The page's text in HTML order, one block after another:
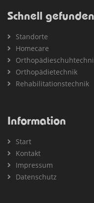
Schnell gefunden
Standorte
Homecare
Orthopädietechnik
Rehabilitationstechnik
Information
Start
Kontakt
Impressum
Datenschutz